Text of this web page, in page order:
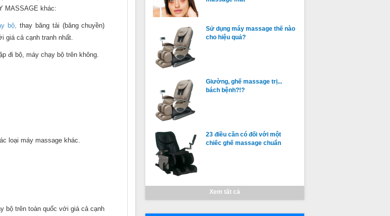
MASSAGE khác:
bộ,
thay băng tải (băng chuyền)
giá cả cạnh tranh nhất.
đi bộ, máy chạy bộ trên không.
loại máy massage khác.
bộ trên toàn quốc với giá cả cạnh
Sử dụng máy massage thế nào
cho hiệu quả?
Giường, ghế massage trị...
bách bệnh?!?
23 điều cần có đối với một
chiếc ghế massage chuẩn
Xem tất cả